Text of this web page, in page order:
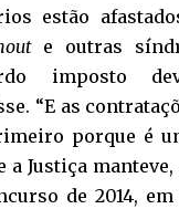
estão
e outras
imposto
“E as
porque é
a Justiça
de 2014,